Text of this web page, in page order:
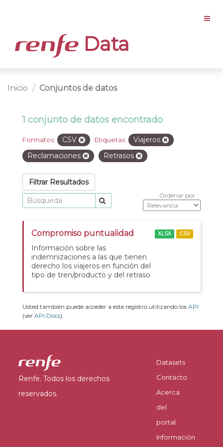
Data
Inicio Conjuntos de datos
1 conjunto de datos encontrado
Formatos: CSV Etiquetas:
Viajeros
Reclamaciones
Retrasos
Filtrar Resultados
Ordenar por
Compromiso puntualidad
Información sobre las
indemnizaciones a las que tienen
derecho los viajeros en función del
tipo de tren/producto y del retraso
XLSX CSV
Usted también puede acceder a este registro utilizando los API
(ver API Docs).
Renfe. Todos los derechos
reservados.
Datasets
Contacto
Acerca
del
portal
Información